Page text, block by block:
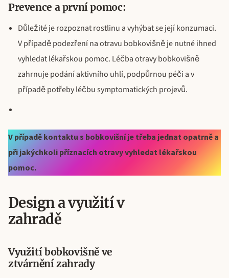
Prevence a první pomoc:
Důležité je rozpoznat rostlinu a vyhýbat se její konzumaci.
V případě podezření na otravu bobkovišně je nutné ihned
vyhledat lékařskou pomoc. Léčba otravy bobkovišně
zahrnuje podání aktivního uhlí, podpůrnou péči a v
případě potřeby léčbu symptomatických projevů.
V případě kontaktu s bobkovišní je třeba jednat opatrně a
při jakýchkoli příznacích otravy vyhledat lékařskou
pomoc.
Design a využití v
zahradě
Využití bobkovišně ve
ztvárnění zahrady